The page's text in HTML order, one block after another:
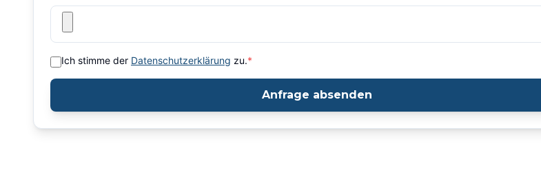
Ich stimme der Datenschutzerklärung zu.*
Anfrage absenden